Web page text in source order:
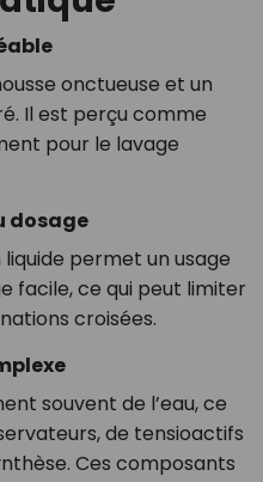
onctueuse et un
Il est perçu comme
pour le lavage
dosage
permet un usage
facile, ce qui peut limiter
croisées.
souvent de l’eau, ce
de tensioactifs
Ces composants